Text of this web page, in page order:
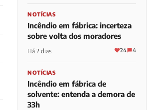
NOTÍCIAS
Incêndio em fábrica: incerteza
sobre volta dos moradores
Há 2 dias 24 4
NOTÍCIAS
Incêndio em fábrica de
solvente: entenda a demora de
33h